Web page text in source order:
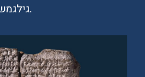
גילגמש פוגש את אותנפישתים.